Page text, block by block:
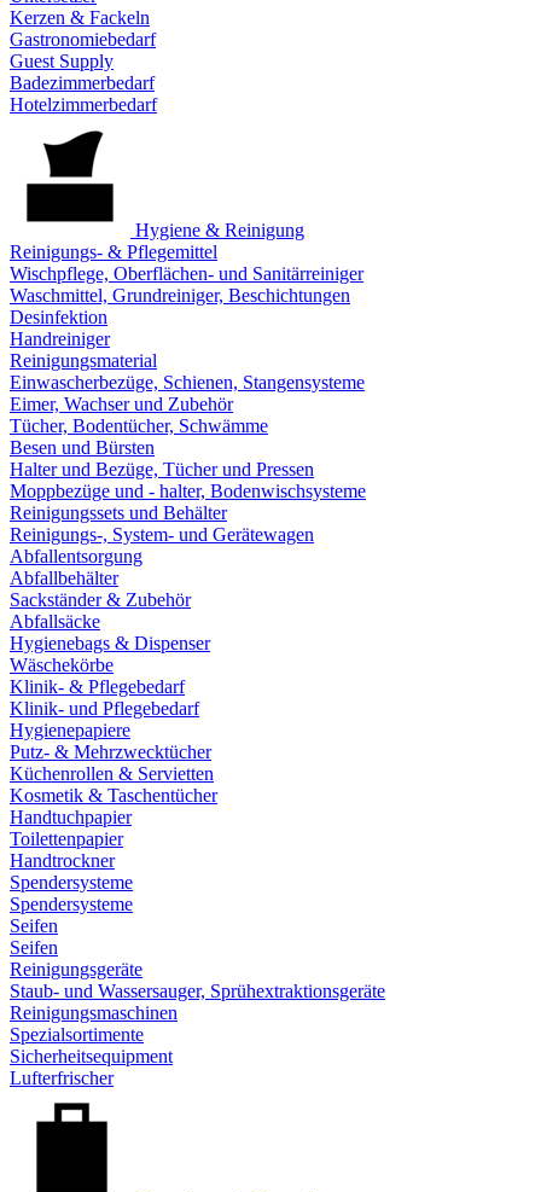
Kerzen & Fackeln
Gastronomiebedarf
Guest Supply
Badezimmerbedarf
Hotelzimmerbedarf
Hygiene & Reinigung
Reinigungs- & Pflegemittel
Wischpflege, Oberflächen- und Sanitärreiniger
Waschmittel, Grundreiniger, Beschichtungen
Desinfektion
Handreiniger
Reinigungsmaterial
Einwascherbezüge, Schienen, Stangensysteme
Eimer, Wachser und Zubehör
Tücher, Bodentücher, Schwämme
Besen und Bürsten
Halter und Bezüge, Tücher und Pressen
Moppbezüge und - halter, Bodenwischsysteme
Reinigungssets und Behälter
Reinigungs-, System- und Gerätewagen
Abfallentsorgung
Abfallbehälter
Sackständer & Zubehör
Abfallsäcke
Hygienebags & Dispenser
Wäschekörbe
Klinik- & Pflegebedarf
Klinik- und Pflegebedarf
Hygienepapiere
Putz- & Mehrzwecktücher
Küchenrollen & Servietten
Kosmetik & Taschentücher
Handtuchpapier
Toilettenpapier
Handtrockner
Spendersysteme
Spendersysteme
Seifen
Seifen
Reinigungsgeräte
Staub- und Wassersauger, Sprühextraktionsgeräte
Reinigungsmaschinen
Spezialsortimente
Sicherheitsequipment
Lufterfrischer